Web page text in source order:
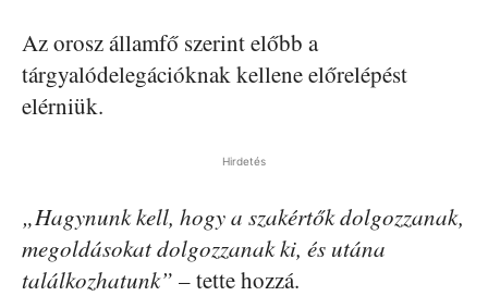
Az orosz államfő szerint előbb a
tárgyalódelegációknak kellene előrelépést
elérniük.
Hirdetés
„Hagynunk kell, hogy a szakértők dolgozzanak,
megoldásokat dolgozzanak ki, és utána
találkozhatunk” – tette hozzá.